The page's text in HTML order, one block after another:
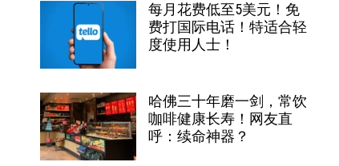
每月花费低至5美元！免
费打国际电话！特适合轻
度使用人士！
哈佛三十年磨一剑，常饮
咖啡健康长寿！网友直
呼：续命神器？